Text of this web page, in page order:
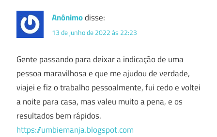
Anônimodisse:
13 de junho de 2022 às 22:23
Gente passando para deixar a indicação de uma
pessoa maravilhosa e que me ajudou de verdade,
viajei e fiz o trabalho pessoalmente, fui cedo e voltei
a noite para casa, mas valeu muito a pena, e os
resultados bem rápidos.
https://umbiemanja.blogspot.com